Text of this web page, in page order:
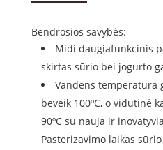
Bendrosios savybės:
Midi daugiafunkcinis
skirtas sūrio bei jogurto
Vandens temperatūra
beveik 100ºC, o vidutinė
90ºC su nauja ir
Pasterizavimo laikas